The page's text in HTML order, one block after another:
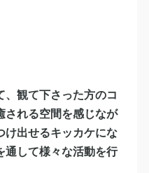
、観て下さった方のコ
される空間を感じなが
け出せるキッカケにな
通して様々な活動を行